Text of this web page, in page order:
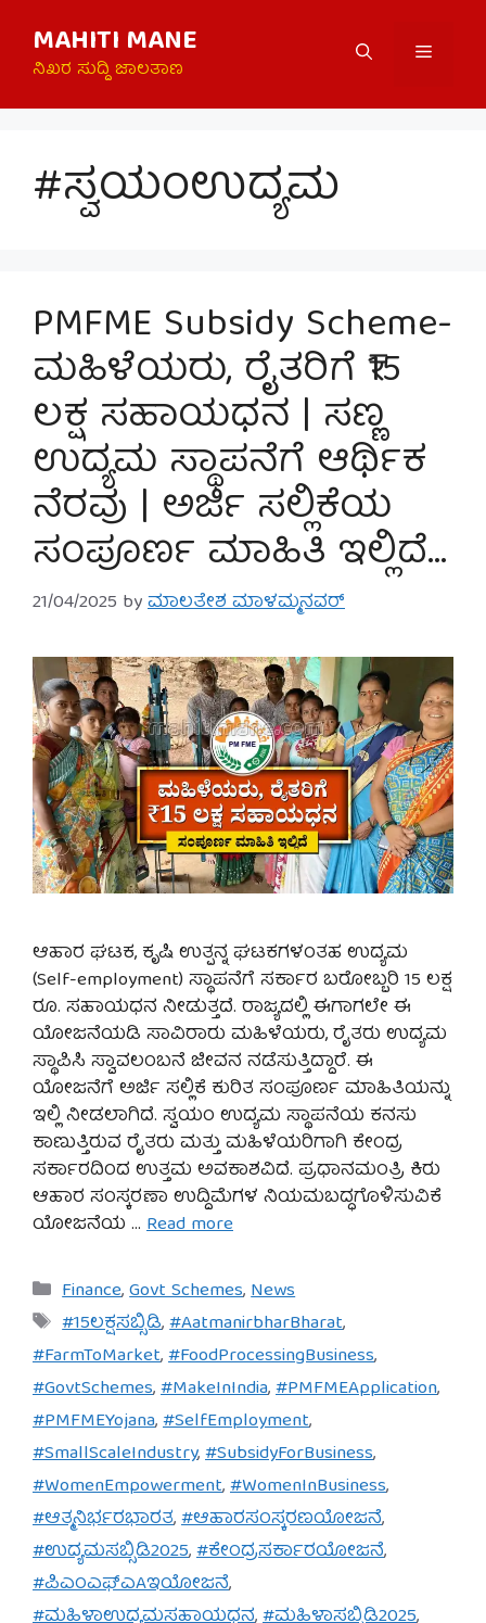
content
MAHITI MANE
ನಿಖರ ಸುದ್ದಿ ಜಾಲತಾಣ
Menu
#ಸ್ವಯಂಉದ್ಯಮ
PMFME Subsidy Scheme-
ಮಹಿಳೆಯರು, ರೈತರಿಗೆ ₹15
ಲಕ್ಷ ಸಹಾಯಧನ | ಸಣ್ಣ
ಉದ್ಯಮ ಸ್ಥಾಪನೆಗೆ ಆರ್ಥಿಕ
ನೆರವು | ಅರ್ಜಿ ಸಲ್ಲಿಕೆಯ
ಸಂಪೂರ್ಣ ಮಾಹಿತಿ ಇಲ್ಲಿದೆ…
21/04/2025 byಮಾಲತೇಶ ಮಾಳಮ್ಮನವರ್
ಆಹಾರ ಘಟಕ, ಕೃಷಿ ಉತ್ಪನ್ನ ಘಟಕಗಳಂತಹ ಉದ್ಯಮ
(Self-employment) ಸ್ಥಾಪನೆಗೆ ಸರ್ಕಾರ ಬರೋಬ್ಬರಿ 15 ಲಕ್ಷ
ರೂ. ಸಹಾಯಧನ ನೀಡುತ್ತದೆ. ರಾಜ್ಯದಲ್ಲಿ ಈಗಾಗಲೇ ಈ
ಯೋಜನೆಯಡಿ ಸಾವಿರಾರು ಮಹಿಳೆಯರು, ರೈತರು ಉದ್ಯಮ
ಸ್ಥಾಪಿಸಿ ಸ್ವಾವಲಂಬನೆ ಜೀವನ ನಡೆಸುತ್ತಿದ್ದಾರೆ. ಈ
ಯೋಜನೆಗೆ ಅರ್ಜಿ ಸಲ್ಲಿಕೆ ಕುರಿತ ಸಂಪೂರ್ಣ ಮಾಹಿತಿಯನ್ನು
ಇಲ್ಲಿ ನೀಡಲಾಗಿದೆ. ಸ್ವಯಂ ಉದ್ಯಮ ಸ್ಥಾಪನೆಯ ಕನಸು
ಕಾಣುತ್ತಿರುವ ರೈತರು ಮತ್ತು ಮಹಿಳೆಯರಿಗಾಗಿ ಕೇಂದ್ರ
ಸರ್ಕಾರದಿಂದ ಉತ್ತಮ ಅವಕಾಶವಿದೆ. ಪ್ರಧಾನಮಂತ್ರಿ ಕಿರು
ಆಹಾರ ಸಂಸ್ಕರಣಾ ಉದ್ದಿಮೆಗಳ ನಿಯಮಬದ್ಧಗೊಳಿಸುವಿಕೆ
ಯೋಜನೆಯ … Read more
Categories
Finance,Govt Schemes,News
Tags
#15ಲಕ್ಷಸಬ್ಸಿಡಿ,#AatmanirbharBharat,
#FarmToMarket,#FoodProcessingBusiness,
#GovtSchemes,#MakeInIndia,#PMFMEApplication,
#PMFMEYojana,#SelfEmployment,
#SmallScaleIndustry,#SubsidyForBusiness,
#WomenEmpowerment,#WomenInBusiness,
#ಆತ್ಮನಿರ್ಭರಭಾರತ,#ಆಹಾರಸಂಸ್ಕರಣಯೋಜನೆ,
#ಉದ್ಯಮಸಬ್ಸಿಡಿ2025,#ಕೇಂದ್ರಸರ್ಕಾರಯೋಜನೆ,
#ಪಿಎಂಎಫ್‌ಎAಇಯೋಜನೆ,